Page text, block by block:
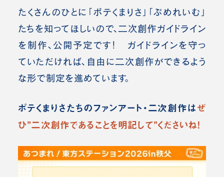
たくさんのひとに「ポテくまりさ」「ぷめれいむ」
たちを知ってほしいので、二次創作ガイドライン
を制作、公開予定です！ ガイドラインを守っ
ていただければ、自由に二次創作ができるよう
な形で制定を進めています。
ポテくまりさたちのファンアート・二次創作はぜ
ひ”二次創作であることを明記して”くださいね！